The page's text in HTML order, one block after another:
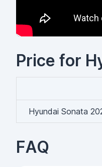
Price for
Hyundai Sonata
FAQ